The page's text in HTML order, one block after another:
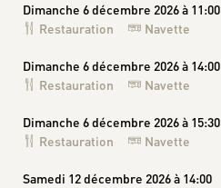
Dimanche 6 décembre 2026 à 11:00
Restauration
Navette
Dimanche 6 décembre 2026 à 14:00
Restauration
Navette
Dimanche 6 décembre 2026 à 15:30
Restauration
Navette
Samedi 12 décembre 2026 à 14:00